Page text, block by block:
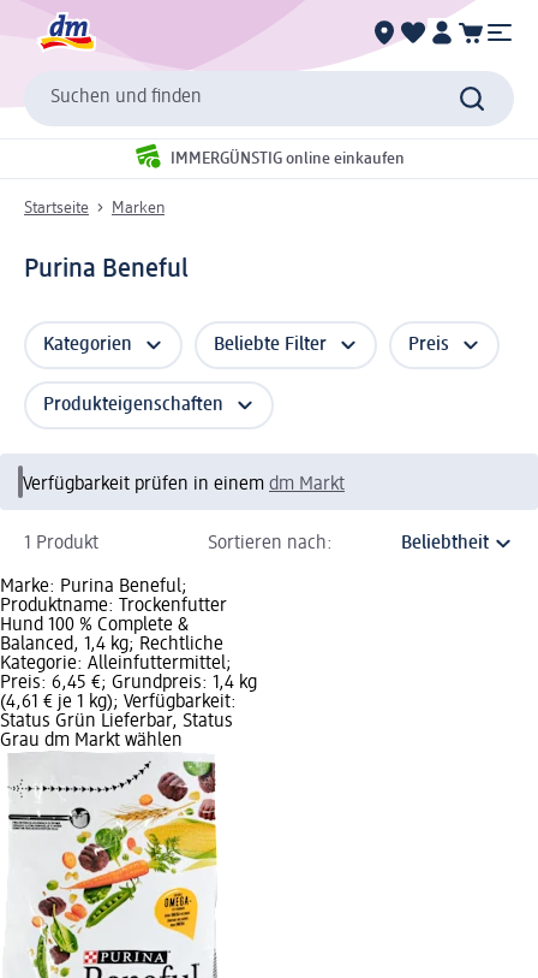
Suchen und finden
IMMERGÜNSTIG online einkaufen
Startseite Marken
Purina Beneful
Kategorien Beliebte Filter Preis
Produkteigenschaften
Verfügbarkeit prüfen in einem dm Markt
1 Produkt Sortieren nach:
Marke: Purina Beneful;
Produktname: Trockenfutter
Hund 100 % Complete &
Balanced, 1,4 kg; Rechtliche
Kategorie: Alleinfuttermittel;
Preis: 6,45 €; Grundpreis: 1,4 kg
(4,61 € je 1 kg); Verfügbarkeit:
Status Grün Lieferbar, Status
Grau dm Markt wählen